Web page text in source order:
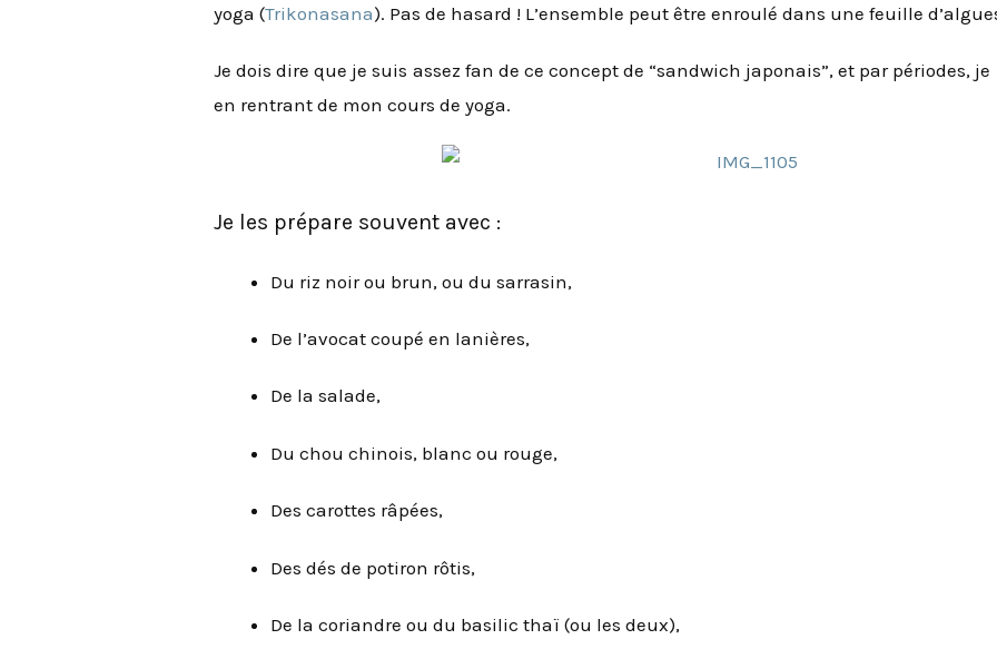
yoga (Trikonasana). Pas de hasard ! L’ensemble peut être enroulé dans une feuille
Je dois dire que je suis assez fan de ce concept de “sandwich japonais”, et par périodes,
en rentrant de mon cours de yoga.
Je les prépare souvent avec :
Du riz noir ou brun, ou du sarrasin,
De l’avocat coupé en lanières,
De la salade,
Du chou chinois, blanc ou rouge,
Des carottes râpées,
Des dés de potiron rôtis,
De la coriandre ou du basilic thaï (ou les deux),